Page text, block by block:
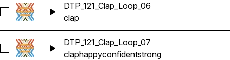
Seleccionar DTP_121_Clap_Loop_06
DTP_121_Clap_Loop_06
clap
Seleccionar DTP_121_Clap_Loop_07
DTP_121_Clap_Loop_07
claphappyconfidentstrong